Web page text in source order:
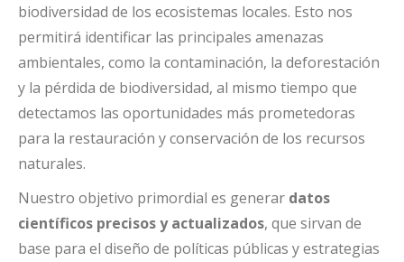
biodiversidad de los ecosistemas locales. Esto nos
permitirá identificar las principales amenazas
ambientales, como la contaminación, la deforestación
y la pérdida de biodiversidad, al mismo tiempo que
detectamos las oportunidades más prometedoras
para la restauración y conservación de los recursos
naturales.
Nuestro objetivo primordial es generar datos
científicos precisos y actualizados, que sirvan de
base para el diseño de políticas públicas y estrategias